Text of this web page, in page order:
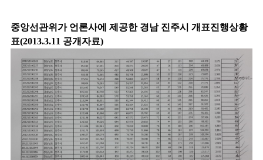
중앙선관위가 언론사에 제공한 경남 진주시 개표진행상황
표(2013.3.11 공개자료)